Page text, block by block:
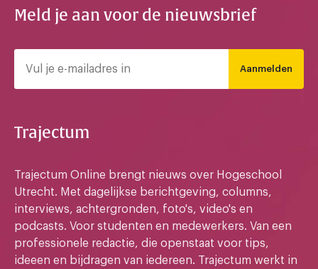
Meld je aan voor de nieuwsbrief
Aanmelden
Trajectum
Trajectum Online brengt nieuws over Hogeschool
Utrecht. Met dagelijkse berichtgeving, columns,
interviews, achtergronden, foto's, video's en
podcasts. Voor studenten en medewerkers. Van een
professionele redactie, die openstaat voor tips,
ideeen en bijdragen van iedereen. Trajectum werkt in